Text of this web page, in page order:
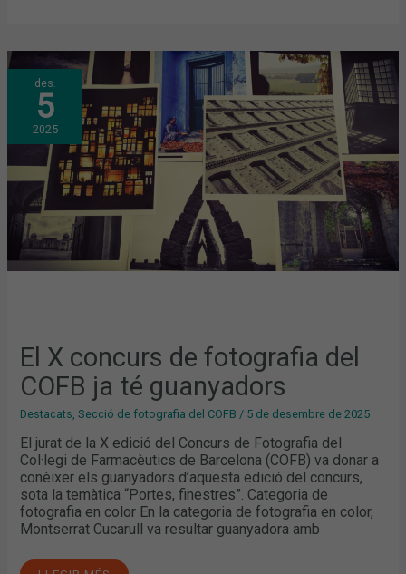
des.
5
2025
El X concurs de fotografia del
COFB ja té guanyadors
Destacats,Secció de fotografia del COFB / 5 de desembre de 2025
El jurat de la X edició del Concurs de Fotografia del
Col·legi de Farmacèutics de Barcelona (COFB) va donar a
conèixer els guanyadors d’aquesta edició del concurs,
sota la temàtica “Portes, finestres”. Categoria de
fotografia en color En la categoria de fotografia en color,
Montserrat Cucarull va resultar guanyadora amb
EL
X
CONCURS
DE
FOTOGRAFIA
DEL
COFB
JA
TÉ
GUANYADORS